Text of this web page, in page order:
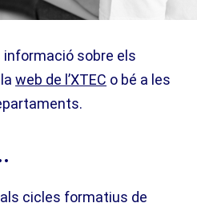
informació sobre els
web de l’XTEC o bé a les
cicles formatius de